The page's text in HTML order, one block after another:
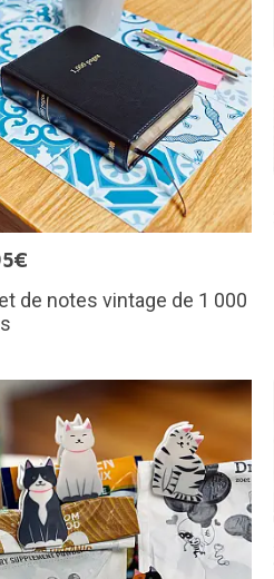
de notes vintage de 1 000